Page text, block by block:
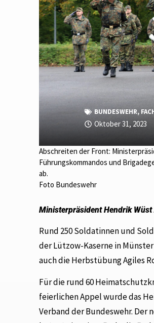
BUNDESWEHR,
Oktober 31, 2023
Abschreiten der Front:
Führungskommandos und
ab.
Foto Bundeswehr
Ministerpräsident Hendrik
Rund 250 Soldatinnen und
der Lützow-Kaserne in
auch die Herbstübung Agiles
Für die rund 60
feierlichen Appel wurde das
Verband der Bundeswehr.